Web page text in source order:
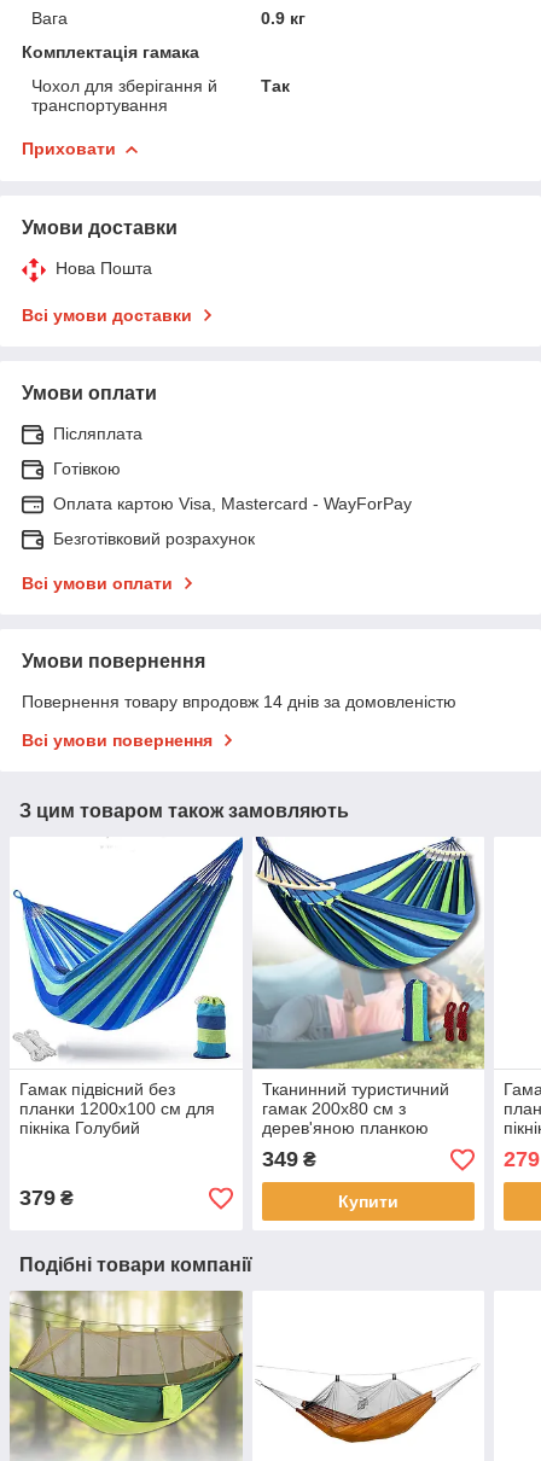
Вага
0.9 кг
Комплектація гамака
Чохол для зберігання й
транспортування
Так
Приховати
Умови доставки
Нова Пошта
Всі умови доставки
Умови оплати
Післяплата
Готівкою
Оплата картою Visa, Mastercard - WayForPay
Безготівковий розрахунок
Всі умови оплати
Умови повернення
Повернення товару впродовж 14 днів за домовленістю
Всі умови повернення
З цим товаром також замовляють
Гамак підвісний без
планки 1200х100 см для
пікніка Голубий
379 ₴
Тканинний туристичний
гамак 200х80 см з
дерев'яною планкою
349₴
Купити
279
Подібні товари компанії